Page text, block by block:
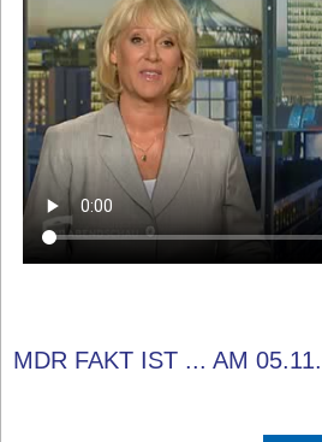
MDR FAKT IST ... AM